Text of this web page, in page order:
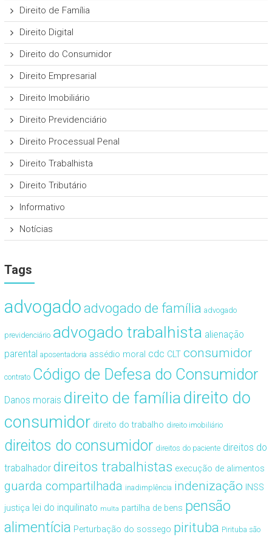
Direito de Família
Direito Digital
Direito do Consumidor
Direito Empresarial
Direito Imobiliário
Direito Previdenciário
Direito Processual Penal
Direito Trabalhista
Direito Tributário
Informativo
Notícias
Tags
advogado advogado de família advogado
previdenciário advogado trabalhista alienação
parental aposentadoria assédio moral cdc CLT consumidor
contrato Código de Defesa do Consumidor
Danos morais direito de famíliadireito do
consumidor direito do trabalho direito imobiliário
direitos do consumidor direitos do paciente direitos do
trabalhador direitos trabalhistas execução de alimentos
guarda compartilhada inadimplência indenização INSS
justiça lei do inquilinato multa partilha de bens pensão
alimentícia Perturbação do sossego pirituba Pirituba são